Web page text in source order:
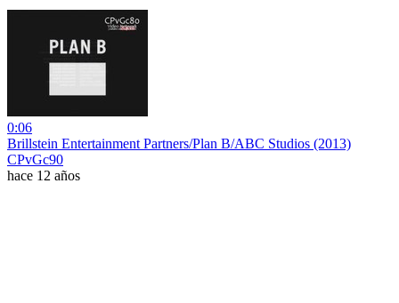
0:06
Brillstein Entertainment Partners/Plan B/ABC Studios (2013)
CPvGc90
hace 12 años